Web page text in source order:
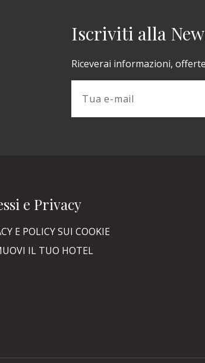
Iscriviti alla
Riceverai informazioni,
e Privacy
E POLICY SUI COOKIE
IL TUO HOTEL